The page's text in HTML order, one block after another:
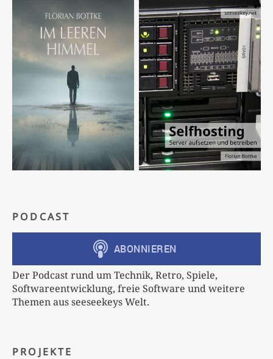
PODCAST
Der Podcast rund um Technik, Retro, Spiele,
Softwareentwicklung, freie Software und weitere
Themen aus seeseekeys Welt.
PROJEKTE